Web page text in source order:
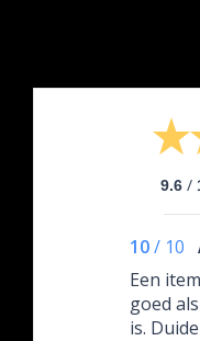
9.6 /
10/ 10
Een
goed
is.